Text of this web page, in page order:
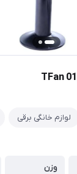
لوازم خانگی برقی
وزن